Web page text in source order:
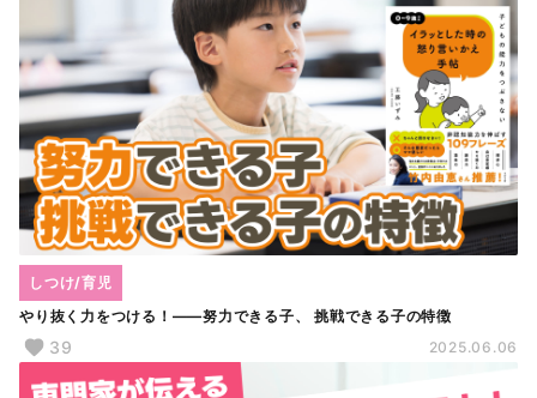
やり抜く力をつける！――努力できる子、 挑戦できる子の特徴
しつけ/育児
39 2025.06.06